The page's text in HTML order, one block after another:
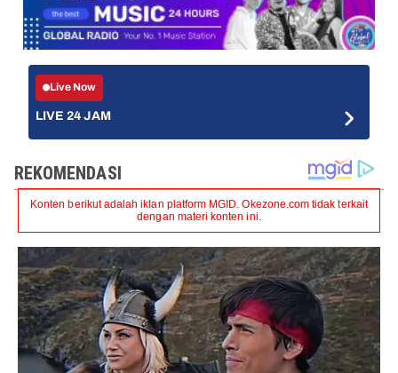
Live Now
LIVE 24 JAM